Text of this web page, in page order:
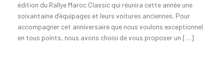
édition du Rallye Maroc Classic qui réunira cette année une
soixantaine d’équipages et leurs voitures anciennes. Pour
accompagner cet anniversaire que nous voulons exceptionnel
en tous points, nous avons choisi de vous proposer un […]